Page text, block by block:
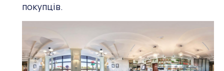
покупців.